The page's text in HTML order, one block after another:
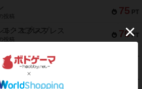
75 PT
投稿
70 PT
ト・エクスプレス
投稿
PT
ムーブアウト！
投稿
PT
ップ：イスラ・ボンバ
投稿